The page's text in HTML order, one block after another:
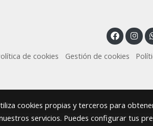
de cookies Gestión de cookies
cookies propias y terceros para
servicios. Puedes configurar tus